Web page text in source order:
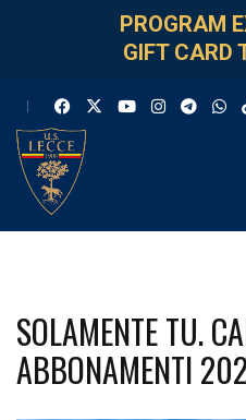
PROGRAM
GIFT CARD
SOLAMENTE TU.
ABBONAMENTI